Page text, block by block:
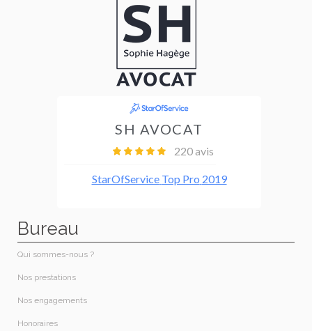
Bureau
Qui sommes-nous ?​
Nos prestations​
Nos engagements
Honoraires​